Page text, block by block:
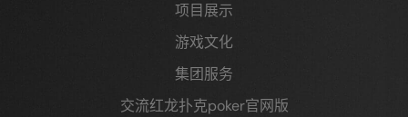
项目展示
游戏文化
集团服务
交流红龙扑克poker官网版